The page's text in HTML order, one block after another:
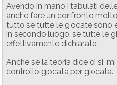
Avendo in mano i tabulati
anche fare un confronto
tutto se tutte le giocate sono
in secondo luogo, se tutte le
effettivamente dichiarate.
Anche se la teoria dice di si,
controllo giocata per giocata.